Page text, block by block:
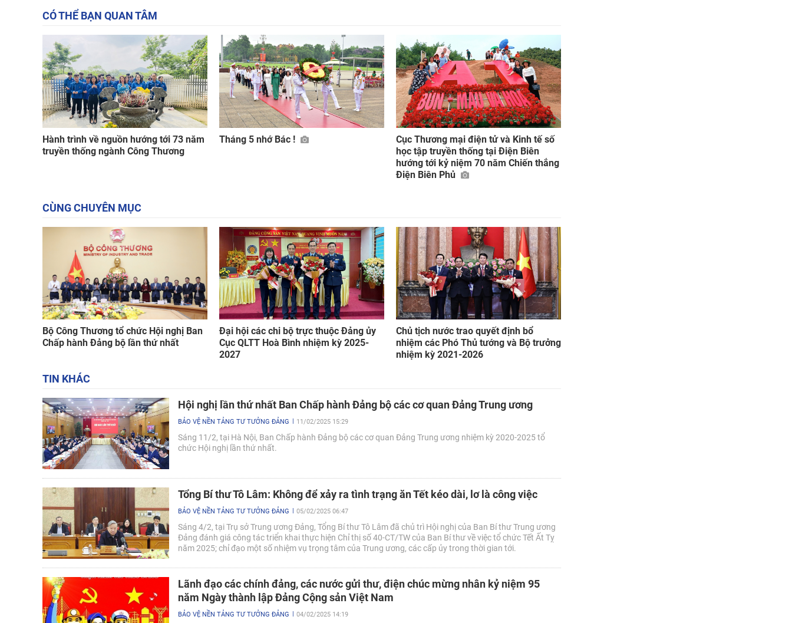
CÓ THỂ BẠN QUAN TÂM
Hành trình về nguồn hướng tới 73 năm
truyền thống ngành Công Thương
Tháng 5 nhớ Bác !
Cục Thương mại điện tử và Kinh tế số
học tập truyền thống tại Điện Biên
hướng tới kỷ niệm 70 năm Chiến thắng
Điện Biên Phủ
CÙNG CHUYÊN MỤC
Bộ Công Thương tổ chức Hội nghị Ban
Chấp hành Đảng bộ lần thứ nhất
Đại hội các chi bộ trực thuộc Đảng ủy
Cục QLTT Hoà Bình nhiệm kỳ 2025-
2027
Chủ tịch nước trao quyết định bổ
nhiệm các Phó Thủ tướng và Bộ trưởng
nhiệm kỳ 2021-2026
TIN KHÁC
Hội nghị lần thứ nhất Ban Chấp hành Đảng bộ các cơ quan Đảng Trung ương
BẢO VỆ NỀN TẢNG TƯ TƯỞNG ĐẢNG 11/02/2025 15:29
Sáng 11/2, tại Hà Nội, Ban Chấp hành Đảng bộ các cơ quan Đảng Trung ương nhiệm kỳ 2020-2025 tổ
chức Hội nghị lần thứ nhất.
Tổng Bí thư Tô Lâm: Không để xảy ra tình trạng ăn Tết kéo dài, lơ là công việc
BẢO VỆ NỀN TẢNG TƯ TƯỞNG ĐẢNG 05/02/2025 06:47
Sáng 4/2, tại Trụ sở Trung ương Đảng, Tổng Bí thư Tô Lâm đã chủ trì Hội nghị của Ban Bí thư Trung ương
Đảng đánh giá công tác triển khai thực hiện Chỉ thị số 40-CT/TW của Ban Bí thư về việc tổ chức Tết Ất Tỵ
năm 2025; chỉ đạo một số nhiệm vụ trọng tâm của Trung ương, các cấp ủy trong thời gian tới.
Lãnh đạo các chính đảng, các nước gửi thư, điện chúc mừng nhân kỷ niệm 95
năm Ngày thành lập Đảng Cộng sản Việt Nam
BẢO VỆ NỀN TẢNG TƯ TƯỞNG ĐẢNG 04/02/2025 14:19